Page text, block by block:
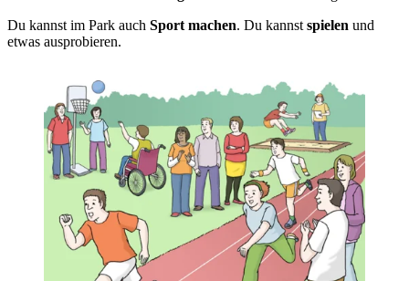
Du kannst im Park auch Sport machen. Du kannst spielen und
etwas ausprobieren.